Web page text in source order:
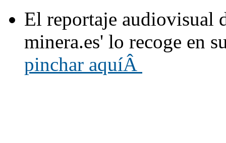
El reportaje audiovisual
minera.es' lo recoge en
pinchar aquíÂ